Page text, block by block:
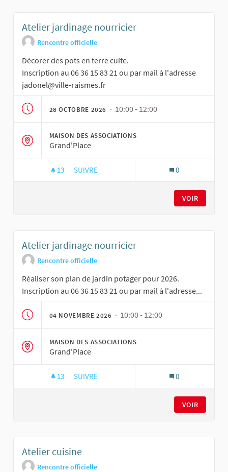
Atelier jardinage nourricier
Rencontre officielle
Décorer des pots en terre cuite.
Inscription au 06 36 15 83 21 ou par mail à l'adresse
jadonel@ville-raismes.fr
28 OCTOBRE 2026 · 10:00 - 12:00
MAISON DES ASSOCIATIONS
Grand'Place
13 13 ABONNÉS
SUIVRE 0
VOIR
Atelier jardinage nourricier
Rencontre officielle
Réaliser son plan de jardin potager pour 2026.
Inscription au 06 36 15 83 21 ou par mail à l'adresse...
04 NOVEMBRE 2026 · 10:00 - 12:00
MAISON DES ASSOCIATIONS
Grand'Place
13 13 ABONNÉS
SUIVRE 0
VOIR
Atelier cuisine
Rencontre officielle